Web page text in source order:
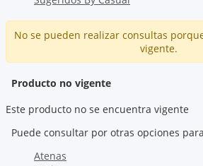
No se pueden realizar consultas
vigente.
Producto no vigente
Este producto no se encuentra vigente
Puede consultar por otras opciones
Atenas